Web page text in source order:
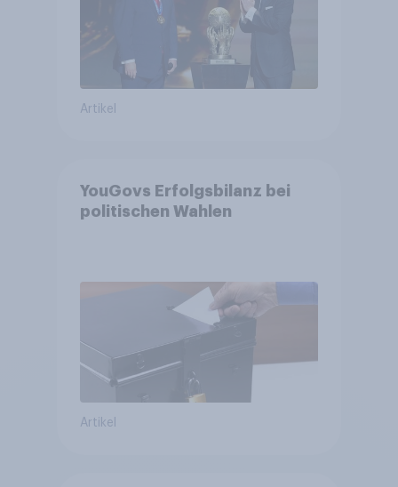
Artikel
YouGovs Erfolgsbilanz bei
politischen Wahlen
Artikel